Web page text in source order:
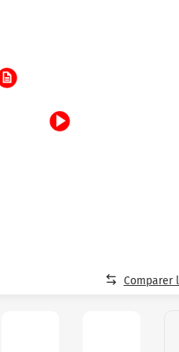
Comparer